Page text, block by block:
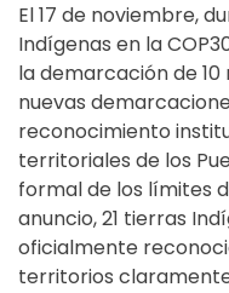
El 17 de noviembre,
Indígenas en la
la demarcación de 10
nuevas
reconocimiento
territoriales de los
formal de los límites
anuncio, 21 tierras
oficialmente
territorios